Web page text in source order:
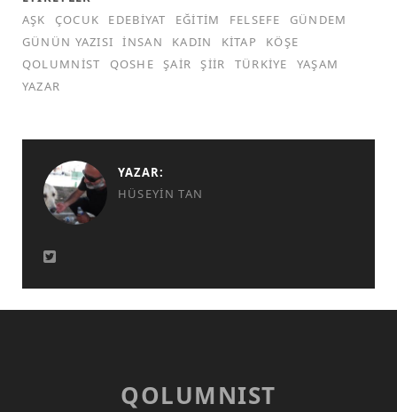
AŞK
ÇOCUK EDEBIYAT EĞITIM FELSEFE
GÜNDEM
GÜNÜN YAZISI
INSAN KADIN KITAP
KÖŞE
QOLUMNIST
QOSHE ŞAIR ŞIIR TÜRKIYE
YAŞAM
YAZAR
YAZAR:
HÜSEYIN TAN
QOLUMNIST